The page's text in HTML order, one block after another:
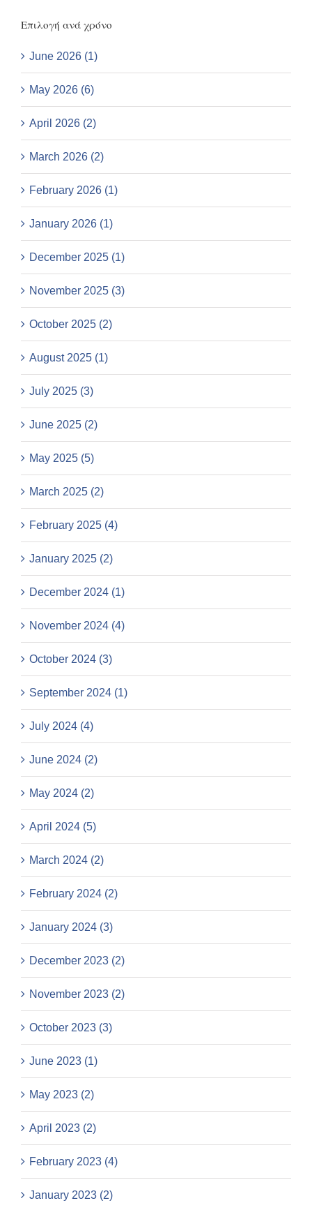
Επιλογή ανά χρόνο
June 2026 (1)
May 2026 (6)
April 2026 (2)
March 2026 (2)
February 2026 (1)
January 2026 (1)
December 2025 (1)
November 2025 (3)
October 2025 (2)
August 2025 (1)
July 2025 (3)
June 2025 (2)
May 2025 (5)
March 2025 (2)
February 2025 (4)
January 2025 (2)
December 2024 (1)
November 2024 (4)
October 2024 (3)
September 2024 (1)
July 2024 (4)
June 2024 (2)
May 2024 (2)
April 2024 (5)
March 2024 (2)
February 2024 (2)
January 2024 (3)
December 2023 (2)
November 2023 (2)
October 2023 (3)
June 2023 (1)
May 2023 (2)
April 2023 (2)
February 2023 (4)
January 2023 (2)